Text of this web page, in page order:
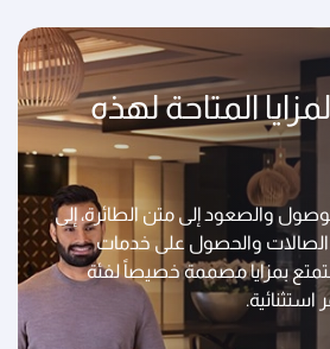
المتاحة لهذه
والصعود إلى متن الطائرة، إلى
الصالات والحصول على خدمات
بمزايا مصممة خصيصاً لفئة